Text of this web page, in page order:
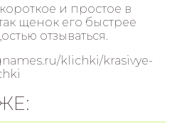
и простое в
щенок его быстрее
отзываться.
klichki/krasivye-